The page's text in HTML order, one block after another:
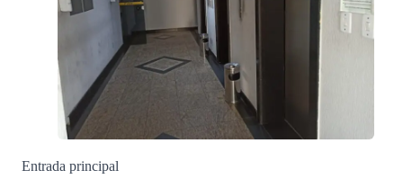
Entrada principal